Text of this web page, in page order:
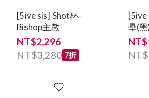
[5ive sis] Shot杯-
Bishop主教
NT$2,296
NT$3,280 7折
[5ive
壘(黑